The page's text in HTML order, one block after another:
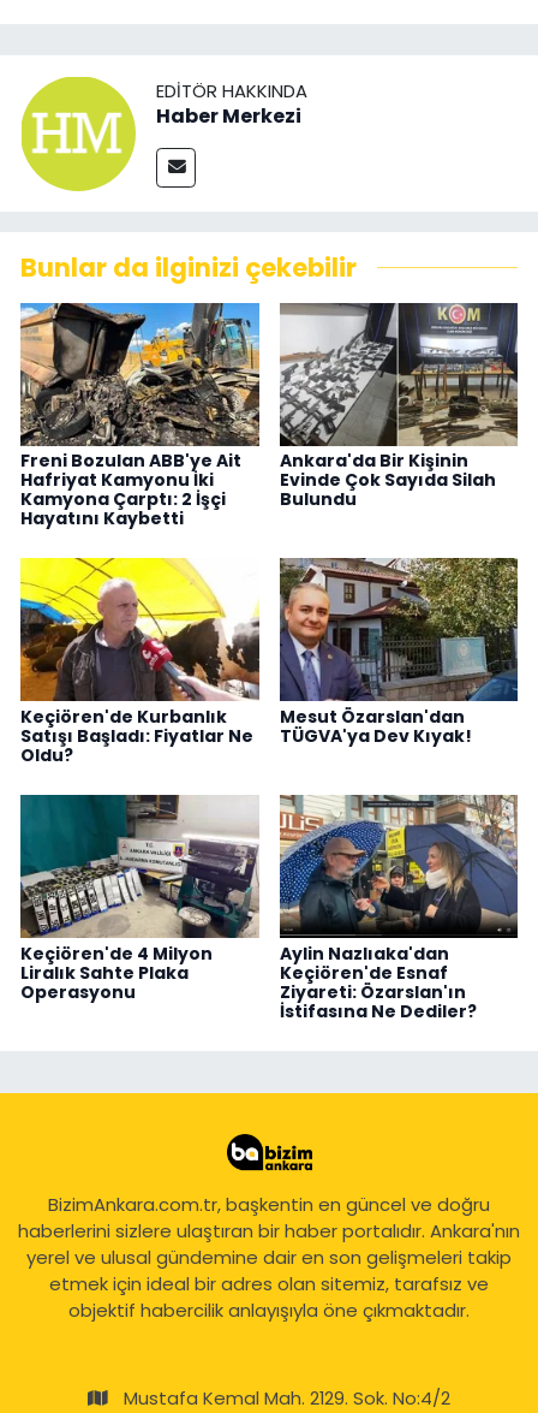
EDITÖR HAKKINDA
Haber Merkezi
Bunlar da ilginizi çekebilir
Freni Bozulan ABB'ye Ait
Hafriyat Kamyonu İki
Kamyona Çarptı: 2 İşçi
Hayatını Kaybetti
Ankara'da Bir Kişinin
Evinde Çok Sayıda Silah
Bulundu
Keçiören'de Kurbanlık
Satışı Başladı: Fiyatlar Ne
Oldu?
Mesut Özarslan'dan
TÜGVA'ya Dev Kıyak!
Keçiören'de 4 Milyon
Liralık Sahte Plaka
Operasyonu
Aylin Nazlıaka'dan
Keçiören'de Esnaf
Ziyareti: Özarslan'ın
İstifasına Ne Dediler?
BizimAnkara.com.tr, başkentin en güncel ve doğru
haberlerini sizlere ulaştıran bir haber portalıdır. Ankara'nın
yerel ve ulusal gündemine dair en son gelişmeleri takip
etmek için ideal bir adres olan sitemiz, tarafsız ve
objektif habercilik anlayışıyla öne çıkmaktadır.
Mustafa Kemal Mah. 2129. Sok. No:4/2